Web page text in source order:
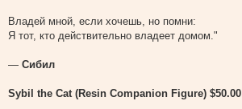
Владей мной, если хочешь, но помни:
Я тот, кто действительно владеет домом."
— Сибил
Sybil the Cat (Resin Companion Figure) $50.00